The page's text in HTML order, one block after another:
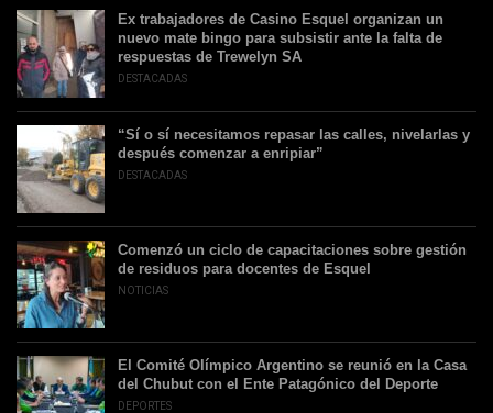
Ex trabajadores de Casino Esquel organizan un
nuevo mate bingo para subsistir ante la falta de
respuestas de Trewelyn SA
DESTACADAS
“Sí o sí necesitamos repasar las calles, nivelarlas y
después comenzar a enripiar”
DESTACADAS
Comenzó un ciclo de capacitaciones sobre gestión
de residuos para docentes de Esquel
NOTICIAS
El Comité Olímpico Argentino se reunió en la Casa
del Chubut con el Ente Patagónico del Deporte
DEPORTES